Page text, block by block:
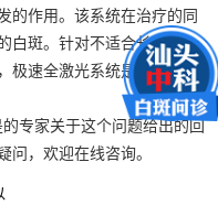
的作用。该系统在治疗的同
白斑。针对不适合长期服
极速全激光系统是疗法，总
专家关于这个问题给出的回
问，欢迎在线咨询。